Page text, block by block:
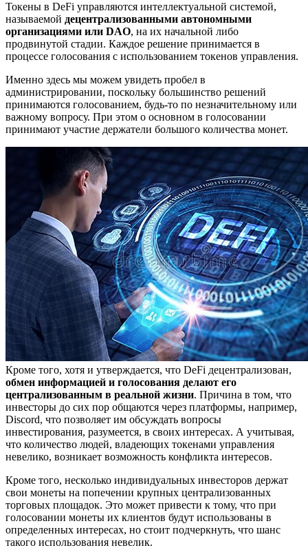
Токены в DeFi управляются интеллектуальной системой,
называемой децентрализованными автономными
организациями или DAO, на их начальной либо
продвинутой стадии. Каждое решение принимается в
процессе голосования с использованием токенов управления.
Именно здесь мы можем увидеть пробел в
администрировании, поскольку большинство решений
принимаются голосованием, будь-то по незначительному или
важному вопросу. При этом о основном в голосовании
принимают участие держатели большого количества монет.
Кроме того, хотя и утверждается, что DeFi децентрализован,
обмен информацией и голосования делают его
централизованным в реальной жизни. Причина в том, что
инвесторы до сих пор общаются через платформы, например,
Discord, что позволяет им обсуждать вопросы
инвестирования, разумеется, в своих интересах. А учитывая,
что количество людей, владеющих токенами управления
невелико, возникает возможность конфликта интересов.
Кроме того, несколько индивидуальных инвесторов держат
свои монеты на попечении крупных централизованных
торговых площадок. Это может привести к тому, что при
голосовании монеты их клиентов будут использованы в
определенных интересах, но стоит подчеркнуть, что шанс
такого использования невелик.